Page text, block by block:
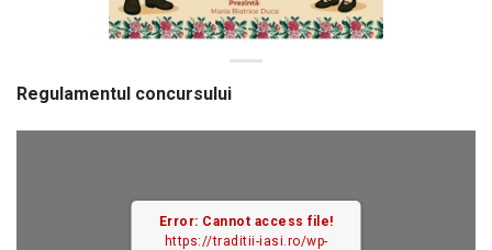
Regulamentul concursului
Error: Cannot access file!
https://traditii-iasi.ro/wp-